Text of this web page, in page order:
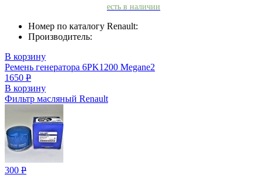
есть в наличии
Номер по каталогу Renault:
Производитель:
В корзину
Ремень генератора 6PK1200 Megane2
1650 Р
В корзину
Фильтр масляный Renault
300 Р